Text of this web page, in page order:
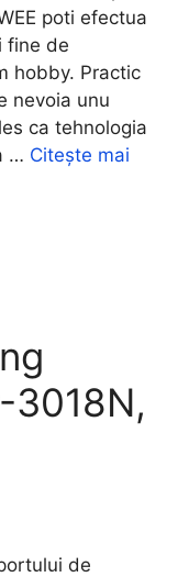
poti efectua
fine de
hobby. Practic
nevoia unu
ca tehnologia
… Citește mai
3018N,
de